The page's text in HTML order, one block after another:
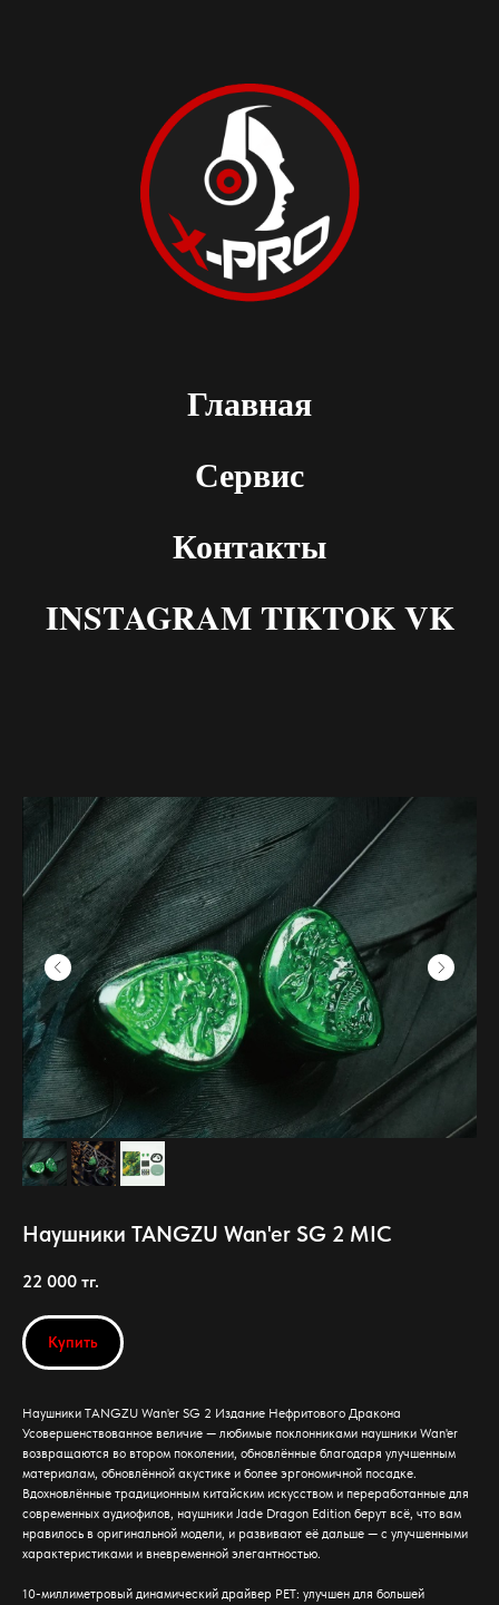
Главная
Сервис
Контакты
INSTAGRAM TIKTOK VK
Наушники TANGZU Wan'er SG 2 MIC
22 000 тг.
Купить
Наушники TANGZU Wan'er SG 2 Издание Нефритового Дракона
Усовершенствованное величие — любимые поклонниками наушники Wan'er
возвращаются во втором поколении, обновлённые благодаря улучшенным
материалам, обновлённой акустике и более эргономичной посадке.
Вдохновлённые традиционным китайским искусством и переработанные для
современных аудиофилов, наушники Jade Dragon Edition берут всё, что вам
нравилось в оригинальной модели, и развивают её дальше — с улучшенными
характеристиками и вневременной элегантностью.
10-миллиметровый динамический драйвер PET: улучшен для большей